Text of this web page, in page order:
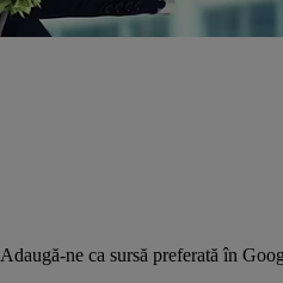
Adaugă-ne ca sursă preferată în